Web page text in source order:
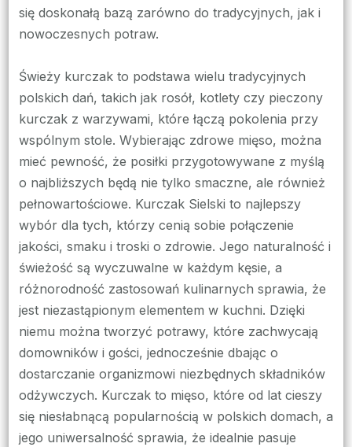
się doskonałą bazą zarówno do tradycyjnych, jak i
nowoczesnych potraw.
Świeży kurczak to podstawa wielu tradycyjnych
polskich dań, takich jak rosół, kotlety czy pieczony
kurczak z warzywami, które łączą pokolenia przy
wspólnym stole. Wybierając zdrowe mięso, można
mieć pewność, że posiłki przygotowywane z myślą
o najbliższych będą nie tylko smaczne, ale również
pełnowartościowe. Kurczak Sielski to najlepszy
wybór dla tych, którzy cenią sobie połączenie
jakości, smaku i troski o zdrowie. Jego naturalność i
świeżość są wyczuwalne w każdym kęsie, a
różnorodność zastosowań kulinarnych sprawia, że
jest niezastąpionym elementem w kuchni. Dzięki
niemu można tworzyć potrawy, które zachwycają
domowników i gości, jednocześnie dbając o
dostarczanie organizmowi niezbędnych składników
odżywczych. Kurczak to mięso, które od lat cieszy
się niesłabnącą popularnością w polskich domach, a
jego uniwersalność sprawia, że idealnie pasuje